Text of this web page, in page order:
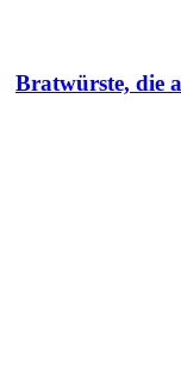
Bratwürste, die